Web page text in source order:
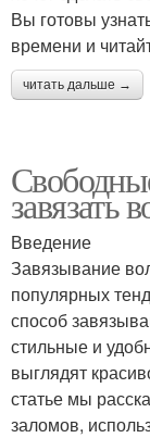
Вы готовы
времени и
читать дальше →
завязать
Введение
Завязывание
популярных
способ
стильные и
выглядят
статье мы
заломов,